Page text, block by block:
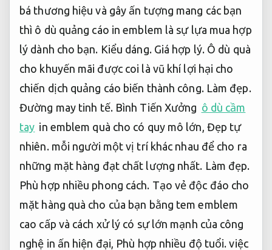
bá thương hiệu và gây ấn tượng mang các bạn
thì ô dù quảng cáo in emblem là sự lựa mua hợp
lý dành cho bạn. Kiểu dáng. Giá hợp lý. Ô dù quà
cho khuyến mãi được coi là vũ khí lợi hại cho
chiến dịch quảng cáo biến thành công. Làm đẹp.
Đường may tinh tế. Bình Tiến Xưởng ô dù cầm
tay in emblem quà cho có quy mô lớn, Đẹp tự
nhiên. mỗi người một vị trí khác nhau để cho ra
những mặt hàng đạt chất lượng nhất. Làm đẹp.
Phù hợp nhiều phong cách. Tạo vẻ độc đáo cho
mặt hàng quà cho của bạn bằng tem emblem
cao cấp và cách xử lý có sự lớn mạnh của công
nghệ in ấn hiện đại, Phù hợp nhiều độ tuổi. việc